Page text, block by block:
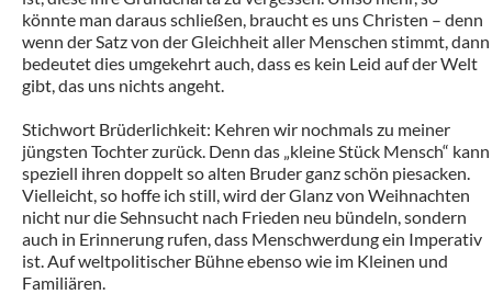
könnte man daraus schließen, braucht es uns Christen – denn
wenn der Satz von der Gleichheit aller Menschen stimmt, dann
bedeutet dies umgekehrt auch, dass es kein Leid auf der Welt
gibt, das uns nichts angeht.
Stichwort Brüderlichkeit: Kehren wir nochmals zu meiner
jüngsten Tochter zurück. Denn das „kleine Stück Mensch“ kann
speziell ihren doppelt so alten Bruder ganz schön piesacken.
Vielleicht, so hoffe ich still, wird der Glanz von Weihnachten
nicht nur die Sehnsucht nach Frieden neu bündeln, sondern
auch in Erinnerung rufen, dass Menschwerdung ein Imperativ
ist. Auf weltpolitischer Bühne ebenso wie im Kleinen und
Familiären.